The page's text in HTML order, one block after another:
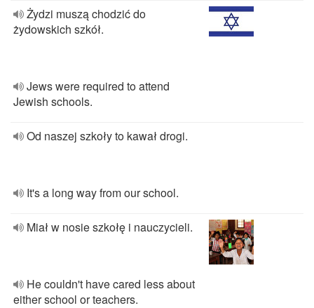
Żydzi muszą chodzić do
żydowskich szkół.
Jews were required to attend
Jewish schools.
Od naszej szkoły to kawał drogi.
It's a long way from our school.
Miał w nosie szkołę i nauczycieli.
He couldn't have cared less about
either school or teachers.